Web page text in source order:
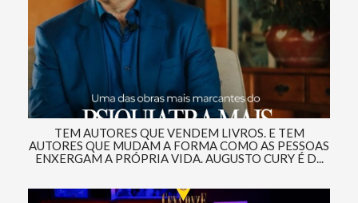
TEM AUTORES QUE VENDEM LIVROS. E TEM
AUTORES QUE MUDAM A FORMA COMO AS PESSOAS
ENXERGAM A PRÓPRIA VIDA. AUGUSTO CURY É D...